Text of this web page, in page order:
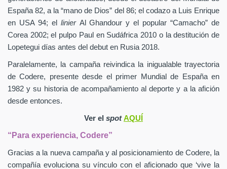
España 82, a la “mano de Dios” del 86; el codazo a Luis Enrique
en USA 94; el linier Al Ghandour y el popular “Camacho” de
Corea 2002; el pulpo Paul en Sudáfrica 2010 o la destitución de
Lopetegui días antes del debut en Rusia 2018.
Paralelamente, la campaña reivindica la inigualable trayectoria
de Codere, presente desde el primer Mundial de España en
1982 y su historia de acompañamiento al deporte y a la afición
desde entonces.
Ver el spotAQUÍ
“Para experiencia, Codere”
Gracias a la nueva campaña y al posicionamiento de Codere, la
compañía evoluciona su vínculo con el aficionado que ‘vive la